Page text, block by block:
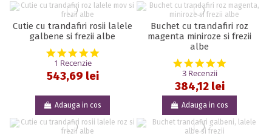
Cutie cu trandafiri rosii lalele
galbene si frezii albe
5.0 star rating
1 Recenzie
543,69 lei
Adauga in cos
Buchet cu trandafiri roz
magenta miniroze si frezii
albe
5.0 star
3 Recenzii
384,12 lei
Adauga in cos